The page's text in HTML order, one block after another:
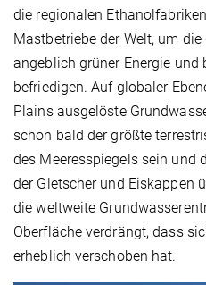
die regionalen
Mastbetriebe der Welt, um
angeblich grüner Energie und
befriedigen. Auf globaler
Plains ausgelöste
schon bald der größte
des Meeresspiegels sein und
der Gletscher und Eiskappen
die weltweite
Oberfläche verdrängt, dass
erheblich verschoben hat.